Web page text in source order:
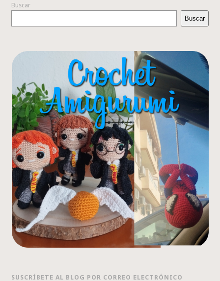
Buscar
Buscar
SUSCRÍBETE AL BLOG POR CORREO ELECTRÓNICO